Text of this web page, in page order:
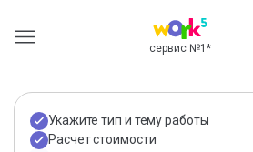
сервис №1 *
Укажите тип и тему работы
Расчет стоимости